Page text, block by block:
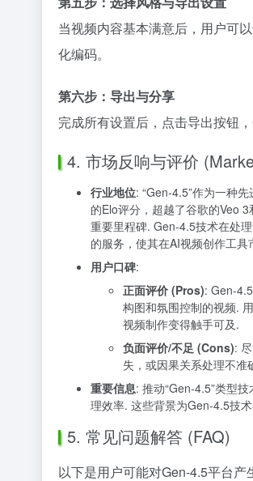
当视频内容基本满意后，用户可
化编码。
第六步：导出与分享
完成所有设置后，点击导出按钮
4. 市场反响与评价
行业地位: “Gen-4.5”作为一种
的Elo评分，超越了谷歌的Veo
重要里程碑. Gen-4.5技术在处
的服务，使其在AI视频创作工具
用户口碑:
正面评价 (Pros): Gen-
构图和氛围控制的视频.
视频制作变得触手可及.
负面评价/不足 (Cons):
失，或因果关系处理不准
重要信息: 推动“Gen-4.5”类型
理效率. 这些背景为Gen-4.5技
5. 常见问题解答 (FAQ)
以下是用户可能对Gen-4.5平台产